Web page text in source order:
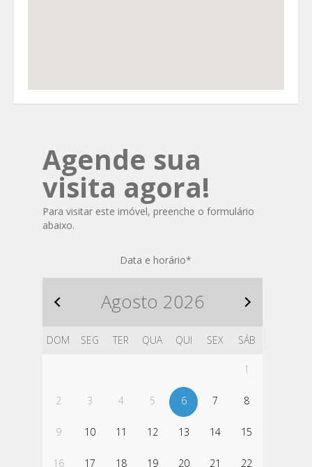
Agende sua
visita agora!
Para visitar este imóvel, preenche o formulário
abaixo.
Data e horário*
Agosto 2026
DOM SEG TER QUA QUI SEX SÁB
1
2 3 4 5 6 7 8
9 10 11 12 13 14 15
16 17 18 19 20 21 22